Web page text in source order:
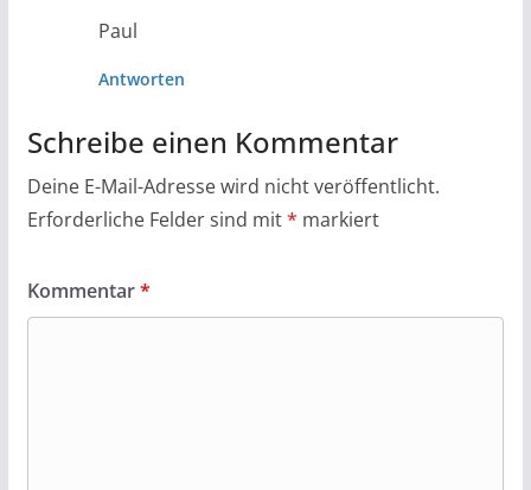
Paul
Antworten
Schreibe einen Kommentar
Deine E-Mail-Adresse wird nicht veröffentlicht.
Erforderliche Felder sind mit* markiert
Kommentar*